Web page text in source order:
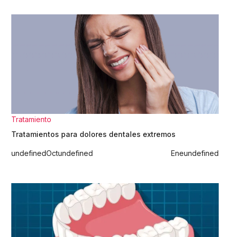
Tratamiento
Tratamientos para dolores dentales extremos
undefinedOctundefined Eneundefined